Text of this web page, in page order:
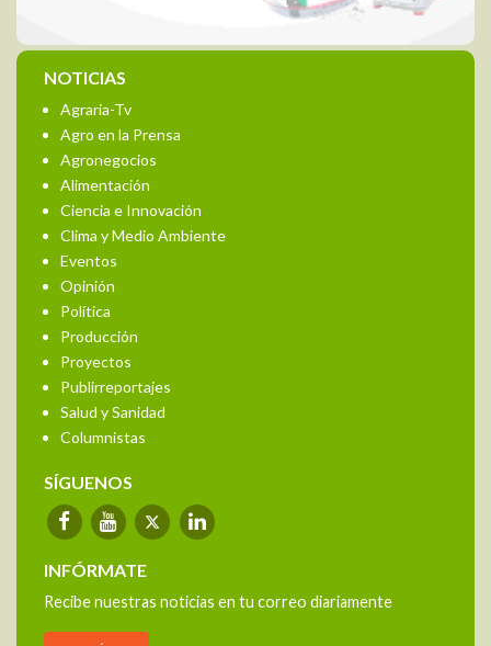
NOTICIAS
Agraria-Tv
Agro en la Prensa
Agronegocios
Alimentación
Ciencia e Innovación
Clima y Medio Ambiente
Eventos
Opinión
Política
Producción
Proyectos
Publirreportajes
Salud y Sanidad
Columnistas
SÍGUENOS
INFÓRMATE
Recibe nuestras noticias en tu correo diariamente